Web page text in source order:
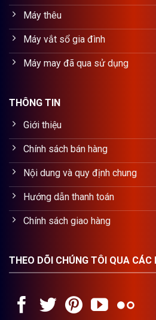
Máy thêu
Máy vắt sổ gia đình
Máy may đã qua sử dụng
THÔNG TIN
Giới thiệu
Chính sách bán hàng
Nội dung và quy định chung
Hướng dẫn thanh toán
Chính sách giao hàng
THEO DÕI CHÚNG TÔI QUA CÁC